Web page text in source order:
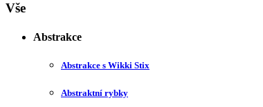
Vše
Abstrakce
Abstrakce s Wikki Stix
Abstraktní rybky